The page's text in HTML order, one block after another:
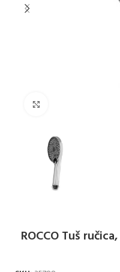
ROCCO Tuš